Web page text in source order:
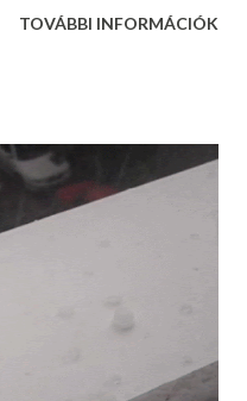
TOVÁBBI INFORMÁCIÓK